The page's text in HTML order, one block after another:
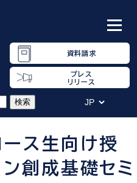
資料請求
プレス
リリース
ス生向け授
ン創成基礎セミ